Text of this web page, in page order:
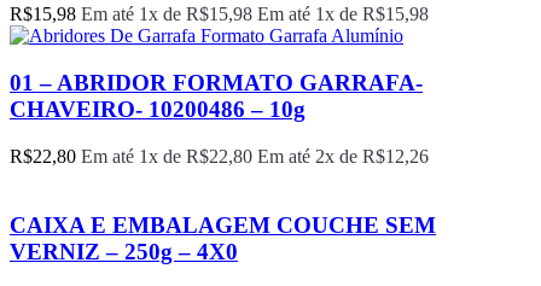
R$15,98 Em até 1x de R$15,98 Em até 1x de R$15,98
01 – ABRIDOR FORMATO GARRAFA-
CHAVEIRO- 10200486 – 10g
R$22,80 Em até 1x de R$22,80 Em até 2x de R$12,26
CAIXA E EMBALAGEM COUCHE SEM
VERNIZ – 250g – 4X0